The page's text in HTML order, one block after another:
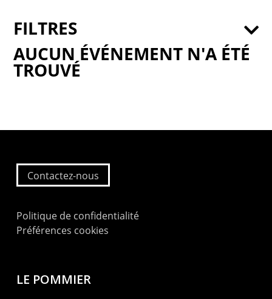
AUCUN ÉVÉNEMENT N'A ÉTÉ
TROUVÉ
FILTRES
Contactez-nous
Politique de confidentialité
Préférences cookies
LE POMMIER